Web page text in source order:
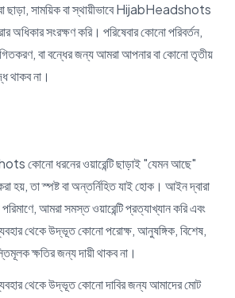
ছাড়া, সাময়িক বা স্থায়ীভাবে HijabHeadshots
অধিকার সংরক্ষণ করি। পরিষেবার কোনো পরিবর্তন,
বা বন্ধের জন্য আমরা আপনার বা কোনো তৃতীয়
থাকব না।
কোনো ধরনের ওয়ারেন্টি ছাড়াই "যেমন আছে"
হয়, তা স্পষ্ট বা অন্তর্নিহিত যাই হোক। আইন দ্বারা
আমরা সমস্ত ওয়ারেন্টি প্রত্যাখ্যান করি এবং
থেকে উদ্ভূত কোনো পরোক্ষ, আনুষঙ্গিক, বিশেষ,
ক্ষতির জন্য দায়ী থাকব না।
থেকে উদ্ভূত কোনো দাবির জন্য আমাদের মোট